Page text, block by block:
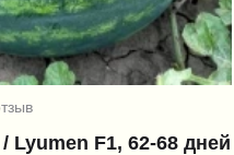
Lyumen F1, 62-68 дней